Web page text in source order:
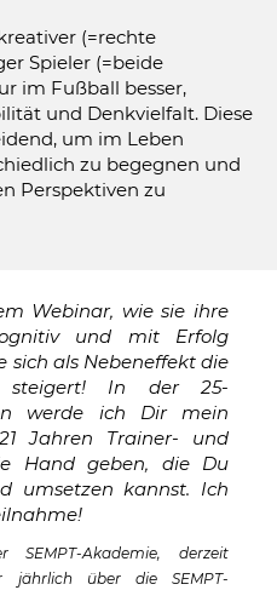
(=rechte
Spieler (=beide
im Fußball besser,
und Denkvielfalt. Diese
um im Leben
zu begegnen und
Perspektiven zu
Webinar, wie sie ihre
und mit Erfolg
sich als Nebeneffekt die
steigert! In der 25-
werde ich Dir mein
Jahren Trainer- und
Hand geben, die Du
umsetzen kannst. Ich
Akademie, derzeit
jährlich über die SEMPT-